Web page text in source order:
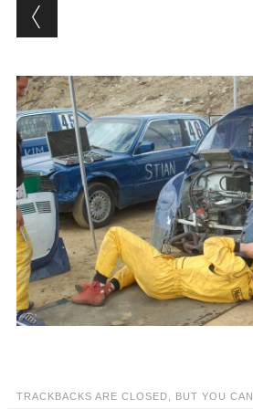
TRACKBACKS ARE CLOSED, BUT YOU CAN